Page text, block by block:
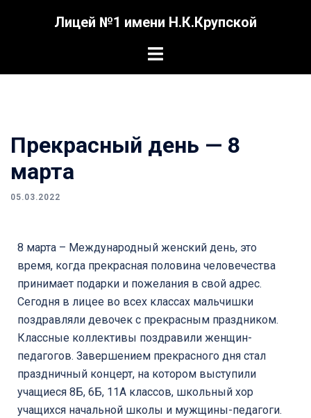
Лицей №1 имени Н.К.Крупской
Прекрасный день — 8
марта
05.03.2022
8 марта – Международный женский день, это
время, когда прекрасная половина человечества
принимает подарки и пожелания в свой адрес.
Сегодня в лицее во всех классах мальчишки
поздравляли девочек с прекрасным праздником.
Классные коллективы поздравили женщин-
педагогов. Завершением прекрасного дня стал
праздничный концерт, на котором выступили
учащиеся 8Б, 6Б, 11А классов, школьный хор
учащихся начальной школы и мужщины-педагоги.